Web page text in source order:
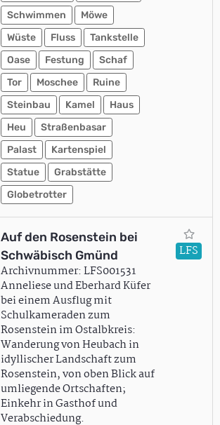
Schwimmen
Möwe
Wüste
Fluss
Tankstelle
Oase
Festung
Schaf
Tor
Moschee
Ruine
Steinbau
Kamel
Haus
Heu
Straßenbasar
Palast
Kartenspiel
Statue
Grabstätte
Globetrotter
Auf den Rosenstein bei
Schwäbisch Gmünd
Archivnummer: LFS001531
Anneliese und Eberhard Küfer
bei einem Ausflug mit
Schulkameraden zum
Rosenstein im Ostalbkreis:
Wanderung von Heubach in
idyllischer Landschaft zum
Rosenstein, von oben Blick auf
umliegende Ortschaften;
Einkehr in Gasthof und
Verabschiedung.
LFS